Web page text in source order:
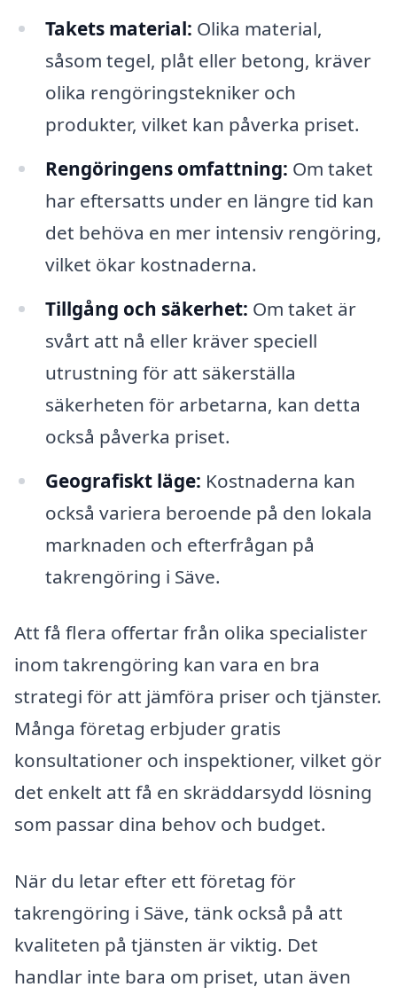
Takets material: Olika material,
såsom tegel, plåt eller betong, kräver
olika rengöringstekniker och
produkter, vilket kan påverka priset.
Rengöringens omfattning: Om taket
har eftersatts under en längre tid kan
det behöva en mer intensiv rengöring,
vilket ökar kostnaderna.
Tillgång och säkerhet: Om taket är
svårt att nå eller kräver speciell
utrustning för att säkerställa
säkerheten för arbetarna, kan detta
också påverka priset.
Geografiskt läge: Kostnaderna kan
också variera beroende på den lokala
marknaden och efterfrågan på
takrengöring i Säve.
Att få flera offertar från olika specialister
inom takrengöring kan vara en bra
strategi för att jämföra priser och tjänster.
Många företag erbjuder gratis
konsultationer och inspektioner, vilket gör
det enkelt att få en skräddarsydd lösning
som passar dina behov och budget.
När du letar efter ett företag för
takrengöring i Säve, tänk också på att
kvaliteten på tjänsten är viktig. Det
handlar inte bara om priset, utan även